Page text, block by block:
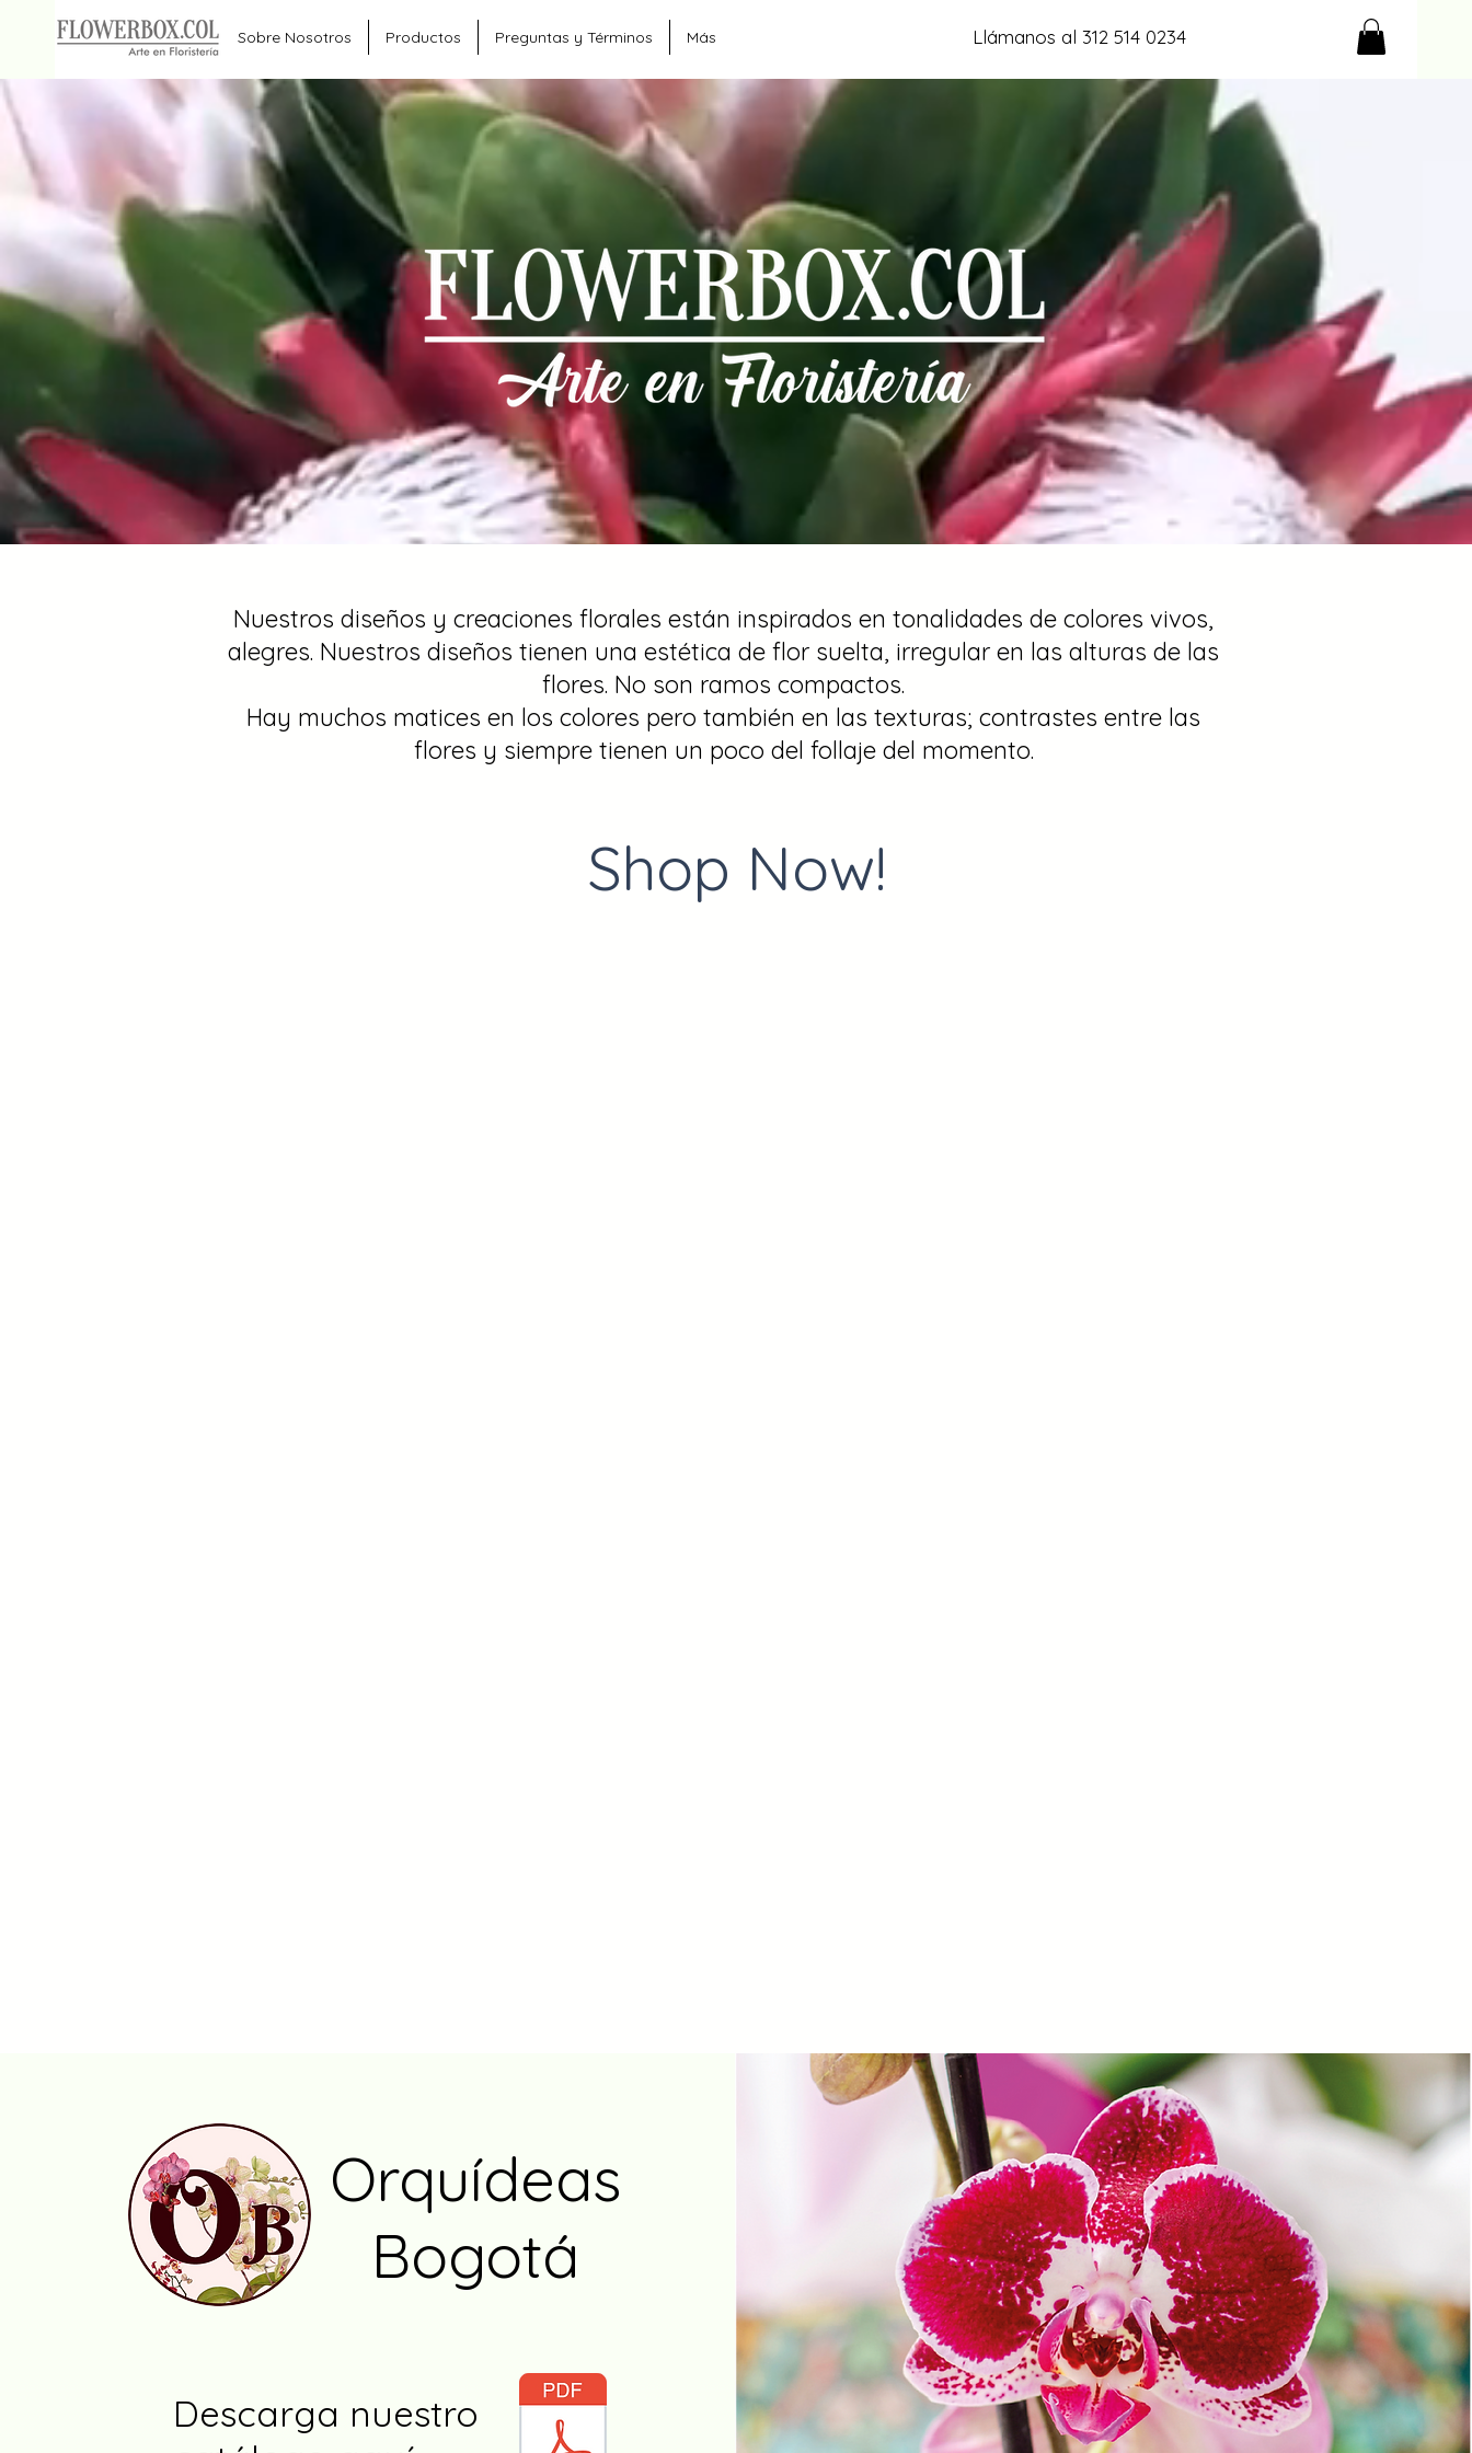
Sobre Nosotros Productos Preguntas y Términos Más Llámanos al 312 514 0234
Nuestros diseños y creaciones florales están inspirados en tonalidades de colores vivos,
alegres. Nuestros diseños tienen una estética de flor suelta, irregular en las alturas de las
flores. No son ramos compactos.
Hay muchos matices en los colores pero también en las texturas; contrastes entre las
flores y siempre tienen un poco del follaje del momento.
Shop Now!
Orquídeas
Bogotá
Descarga nuestro